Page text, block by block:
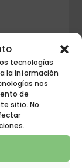
tecnologías
la información
nos
de
sitio. No